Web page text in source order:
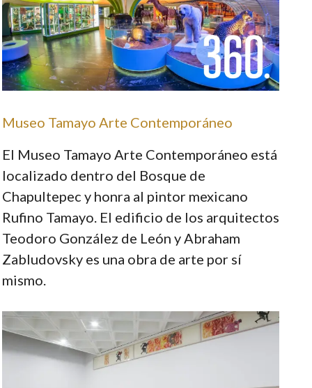
Museo Tamayo Arte Contemporáneo
El Museo Tamayo Arte Contemporáneo está
localizado dentro del Bosque de
Chapultepec y honra al pintor mexicano
Rufino Tamayo. El edificio de los arquitectos
Teodoro González de León y Abraham
Zabludovsky es una obra de arte por sí
mismo.